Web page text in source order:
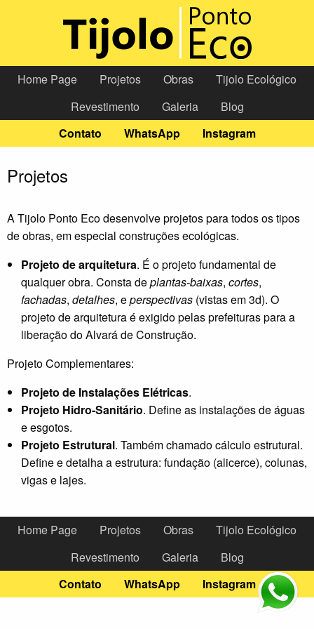
Home Page Projetos Obras
Tijolo Ecológico
Revestimento
Galeria
Blog
Contato
WhatsApp Instagram
Projetos
A Tijolo Ponto Eco desenvolve projetos para todos os tipos
de obras, em especial construções ecológicas.
Projeto de arquitetura. É o projeto fundamental de
qualquer obra. Consta deplantas-baixas, cortes,
fachadas, detalhes, eperspectivas (vistas em 3d). O
projeto de arquitetura é exigido pelas prefeituras para a
liberação do Alvará de Construção.
Projeto Complementares:
Projeto de Instalações Elétricas.
Projeto Hidro-Sanitário. Define as instalações de águas
e esgotos.
Projeto Estrutural. Também chamado cálculo estrutural.
Define e detalha a estrutura: fundação (alicerce), colunas,
vigas e lajes.
Home Page Projetos Obras
Tijolo Ecológico
Revestimento
Galeria
Blog
Contato
WhatsApp Instagram